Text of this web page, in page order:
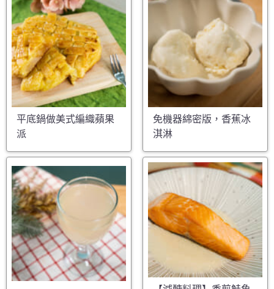
平底鍋做美式編織蘋果
派
免機器綿密版，香蕉冰
淇淋